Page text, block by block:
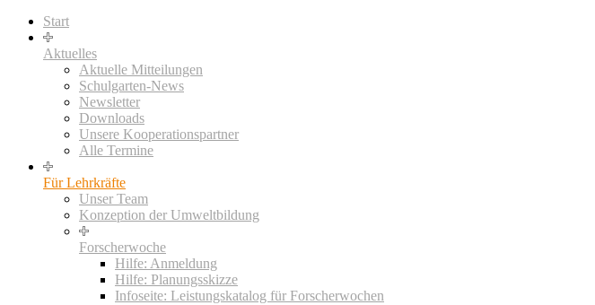
Start
Aktuelles
Aktuelle Mitteilungen
Schulgarten-News
Newsletter
Downloads
Unsere Kooperationspartner
Alle Termine
Für Lehrkräfte
Unser Team
Konzeption der Umweltbildung
Forscherwoche
Hilfe: Anmeldung
Hilfe: Planungsskizze
Infoseite: Leistungskatalog für Forscherwochen